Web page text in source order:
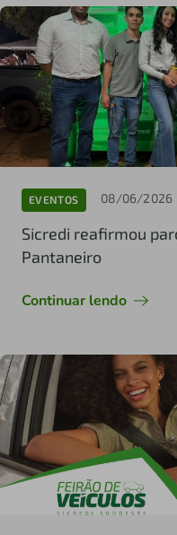
EVENTOS 08/06/2026
Sicredi reafirmou
Pantaneiro
Continuar lendo